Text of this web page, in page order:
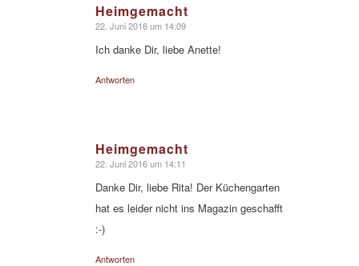
Heimgemacht
sagte:
22. Juni 2016 um 14:09
Ich danke Dir, liebe Anette!
Antworten
Heimgemacht
sagte:
22. Juni 2016 um 14:11
Danke Dir, liebe Rita! Der Küchengarten
hat es leider nicht ins Magazin geschafft
:-)
Antworten